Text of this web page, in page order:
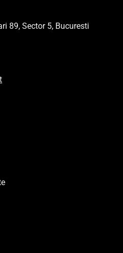
89, Sector 5, Bucuresti